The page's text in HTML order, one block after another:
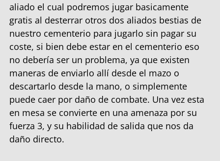
aliado el cual podremos jugar basicamente
gratis al desterrar otros dos aliados bestias de
nuestro cementerio para jugarlo sin pagar su
coste, si bien debe estar en el cementerio eso
no debería ser un problema, ya que existen
maneras de enviarlo allí desde el mazo o
descartarlo desde la mano, o simplemente
puede caer por daño de combate. Una vez esta
en mesa se convierte en una amenaza por su
fuerza 3, y su habilidad de salida que nos da
daño directo.